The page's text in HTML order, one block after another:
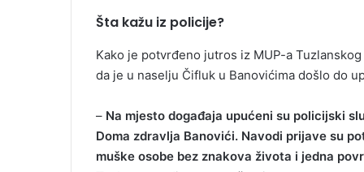
Šta kažu iz policije?
Kako je potvrđeno jutros iz MUP-a
da je u naselju Čifluk u Banovićima došlo do
– Na mjesto događaja upućeni su policijski
Doma zdravlja Banovići. Navodi prijave su
muške osobe bez znakova života i jedna